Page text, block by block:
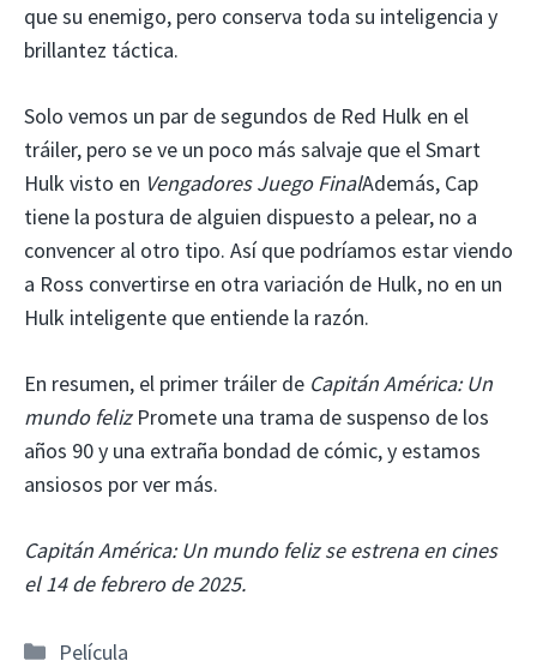
que su enemigo, pero conserva toda su inteligencia y
brillantez táctica.
Solo vemos un par de segundos de Red Hulk en el
tráiler, pero se ve un poco más salvaje que el Smart
Hulk visto en Vengadores Juego FinalAdemás, Cap
tiene la postura de alguien dispuesto a pelear, no a
convencer al otro tipo. Así que podríamos estar viendo
a Ross convertirse en otra variación de Hulk, no en un
Hulk inteligente que entiende la razón.
En resumen, el primer tráiler de Capitán América: Un
mundo felizPromete una trama de suspenso de los
años 90 y una extraña bondad de cómic, y estamos
ansiosos por ver más.
Capitán América: Un mundo feliz se estrena en cines
el 14 de febrero de 2025.
Categorías
Película